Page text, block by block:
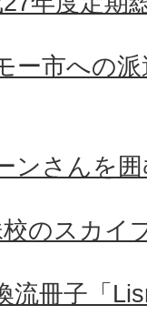
ー市への
ンさんを
のスカイ
流冊子「